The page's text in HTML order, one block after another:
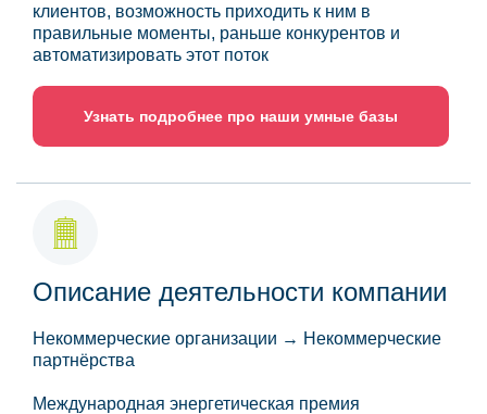
клиентов, возможность приходить к ним в
правильные моменты, раньше конкурентов и
автоматизировать этот поток
Узнать подробнее про наши умные базы
Описание деятельности компании
Некоммерческие организации → Некоммерческие
партнёрства
Международная энергетическая премия